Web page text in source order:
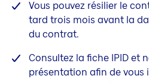
Vous pouvez résilier le
tard trois mois avant la
du contrat.
Consultez la fiche IPID et
présentation afin de